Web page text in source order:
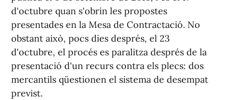
d'octubre quan s'obrin les propostes
presentades en la Mesa de Contractació. No
obstant això, pocs dies després, el 23
d'octubre, el procés es paralitza després de la
presentació d'un recurs contra els plecs: dos
mercantils qüestionen el sistema de desempat
previst.